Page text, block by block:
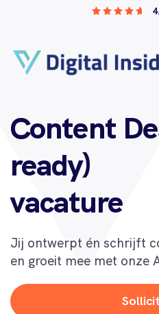
Content
ready)
vacature
Jij ontwerpt én schrijft
en groeit mee met onze